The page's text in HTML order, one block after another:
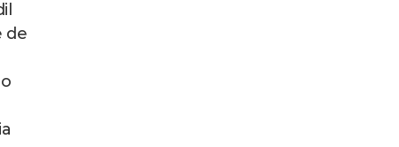
de